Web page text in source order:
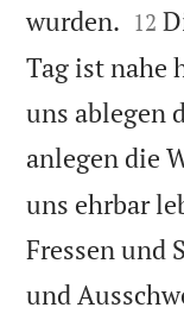
wurden. 

12
Tag ist nahe
uns ablegen
anlegen die
uns ehrbar
Fressen und
und